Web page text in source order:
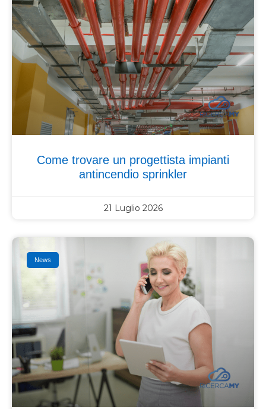
Come trovare un progettista impianti
antincendio sprinkler
21 Luglio 2026
News